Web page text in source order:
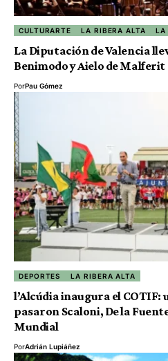
CULTURARTE LA RIBERA ALTA LA
La Diputación de Valencia
Benimodo y Aielo de Malferit
PorPau Gómez
DEPORTES LA RIBERA ALTA
l’Alcúdia inaugura el
pasaron Scaloni, De la
Mundial
PorAdrián Lupiáñez